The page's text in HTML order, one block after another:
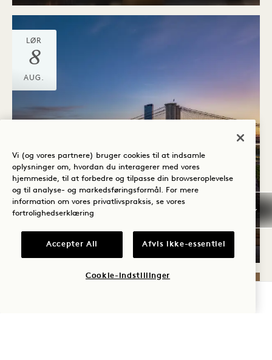
LØR
8
AUG.
Harriets
OVENFOR (TI)
Lørdage
Vi (og vores partnere) bruger cookies til at indsamle
oplysninger om, hvordan du interagerer med vores
hjemmeside, til at forbedre og tilpasse din browseroplevelse
og til analyse- og markedsføringsformål. For mere
information om vores privatlivspraksis, se vores
fortrolighedserklæring
Accepter All Afvis ikke-essentiel
Cookie-indstillinger